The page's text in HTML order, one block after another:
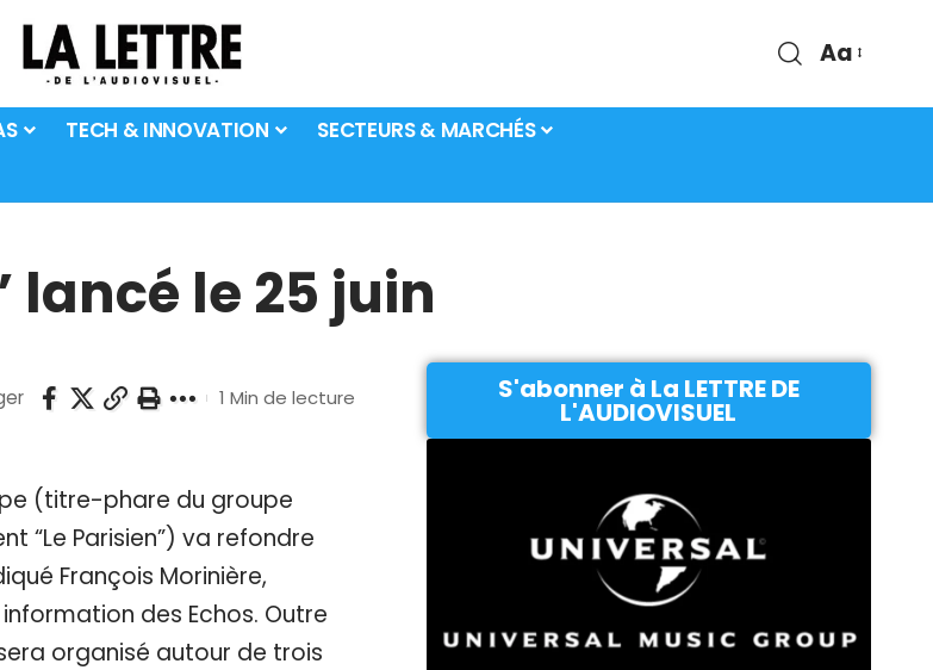
Aa
TECH & INNOVATION
SECTEURS & MARCHÉS
lancé le 25 juin
1 Min de lecture
(titre-phare du groupe
“Le Parisien”) va refondre
François Morinière,
des Echos. Outre
organisé autour de trois
S'abonner à La LETTRE DE
L'AUDIOVISUEL